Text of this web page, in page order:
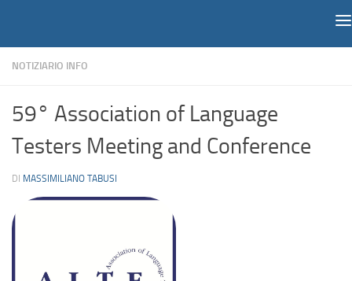
NOTIZIARIO INFO
59° Association of Language
Testers Meeting and Conference
DI MASSIMILIANO TABUSI